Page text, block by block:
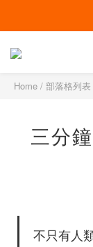
加
Home / 部落格列表
三分
不只有人